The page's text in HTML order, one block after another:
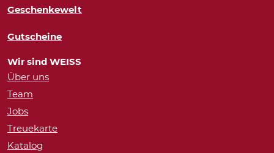
Geschenkewelt
Gutscheine
Wir sind WEISS
Über uns
Team
Jobs
Treuekarte
Katalog